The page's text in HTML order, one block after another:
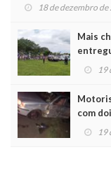
18 de dezembro de
Mais
19
com
19